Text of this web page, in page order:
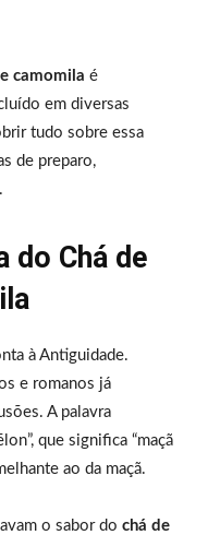
camomila é
em diversas
tudo sobre essa
de preparo,
do Chá de
à Antiguidade.
e romanos já
A palavra
que significa “maçã
ao da maçã.
o sabor do chá de